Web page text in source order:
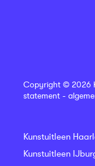
Copyright © 2026
statement -
Kunstuitleen
Kunstuitleen